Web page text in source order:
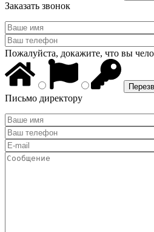
Заказать звонок
Пожалуйста, докажите, что вы
Письмо директору